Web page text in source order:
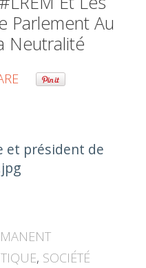
Parlement Au
Neutralité
, SOCIÉTÉ